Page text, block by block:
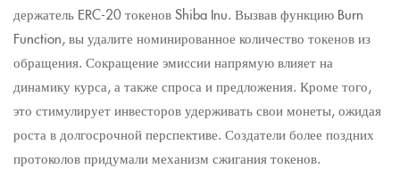
держатель ERC-20 токенов Shiba Inu. Вызвав функцию Burn
Function, вы удалите номинированное количество токенов из
обращения. Сокращение эмиссии напрямую влияет на
динамику курса, а также спроса и предложения. Кроме того,
это стимулирует инвесторов удерживать свои монеты, ожидая
роста в долгосрочной перспективе. Создатели более поздних
протоколов придумали механизм сжигания токенов.